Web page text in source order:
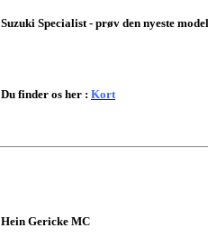
Suzuki Specialist - prøv den nyeste
Du finder os her : Kort
Hein Gericke MC